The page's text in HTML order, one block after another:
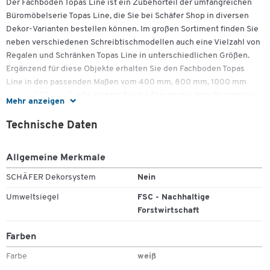
Mehr anzeigen
Der Fachboden Topas Line ist ein Zubehörteil der umfangreichen
Büromöbelserie Topas Line, die Sie bei Schäfer Shop in diversen
Dekor-Varianten bestellen können. Im großen Sortiment finden Sie
neben verschiedenen Schreibtischmodellen auch eine Vielzahl von
Regalen und Schränken Topas Line in unterschiedlichen Größen.
Ergänzend für diese Objekte erhalten Sie den Fachboden Topas
Line in den passenden Maßen vom 400 mm, 800 mm, 1000 mm
sowie 1200 mm Breite, sodass Sie die Stauräume Ihrer Büromöbel
auch die Fachböden aus strapazierfähigen, mit
Weitere Details:
• Fachboden Topas Line in 4 Breiten erhältlich
• 22 mm Plattenstärke und 19 mm bei Breite 1200 mm
(Schiebetürenschränke)
Technische Daten
Allgemeine Merkmale
SCHÄFER Dekorsystem Nein
Umweltsiegel
FSC - Nachhaltige
Forstwirtschaft
Farben
Farbe weiß